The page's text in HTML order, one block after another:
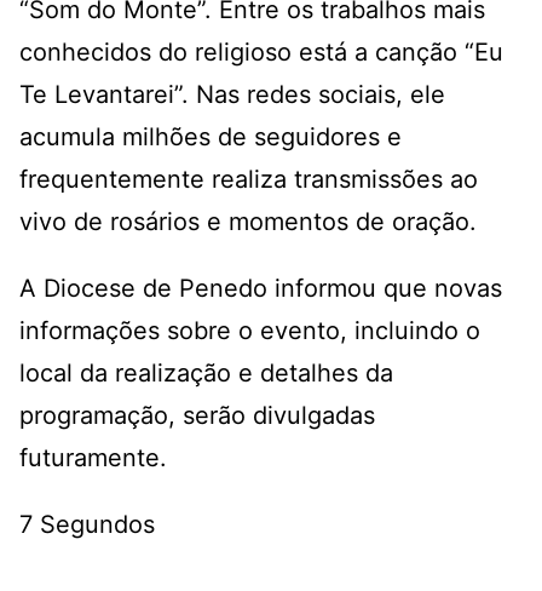
“Som do Monte”. Entre os trabalhos mais
conhecidos do religioso está a canção “Eu
Te Levantarei”. Nas redes sociais, ele
acumula milhões de seguidores e
frequentemente realiza transmissões ao
vivo de rosários e momentos de oração.
A Diocese de Penedo informou que novas
informações sobre o evento, incluindo o
local da realização e detalhes da
programação, serão divulgadas
futuramente.
7 Segundos